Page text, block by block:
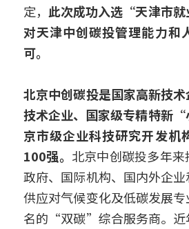
定， 此次成功入选“天津市
对天津中创碳投管理能力和
可。
北京中创碳投是国家高新技
技术企业、国家级专精特新
京市级企业科技研究开发机
100强。 北京中创碳投多年
政府、国际机构、国内外企
供应对气候变化及低碳发展
名的“双碳”综合服务商。近